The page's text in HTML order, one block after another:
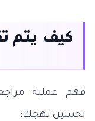
كيف يتم
فهم عملية
تحسين نهجك: